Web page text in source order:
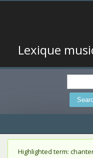
Lexique
Search
Status message
Highlighted term: